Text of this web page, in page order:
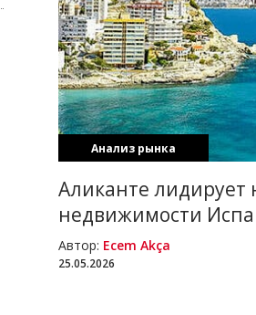
Анализ рынка
Аликанте лидирует
недвижимости
Автор: Ecem Akça
25.05.2026
в 2026